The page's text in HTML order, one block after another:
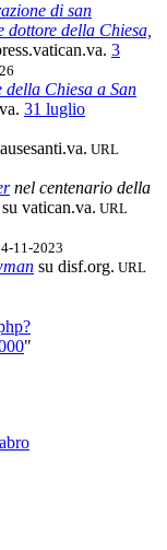
di san
della Chiesa,
3
Chiesa a San
31 luglio
URL
nel centenario della
su vatican.va. URL
11-2023
su disf.org. URL
"